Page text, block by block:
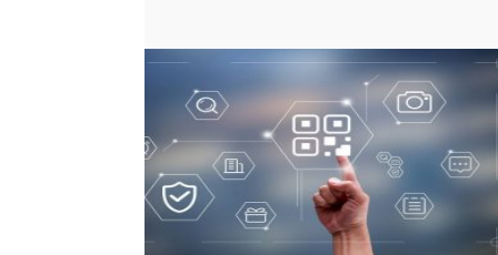
识到智能制造的重要性。但制造企业的管理者们
求转型升级时，仍处在一个充满混沌和复杂性的境
界。 他们常存疑虑：什么样的智造方式适合我们
在我们的需求中，哪些方面可以得以满足？如果
实践，可能会带来的具体效益和潜在障碍是什么？